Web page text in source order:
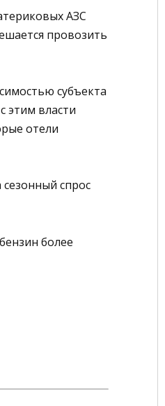
АЗС
провозить
субъекта
этим власти
отели
спрос
более